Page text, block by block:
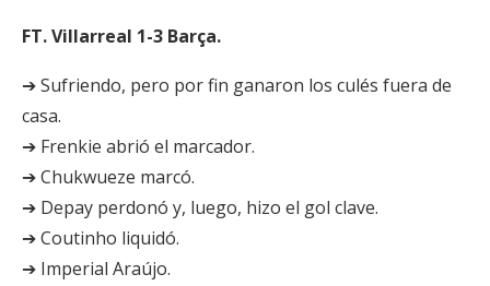
FT. Villarreal 1-3 Barça.
➔ Sufriendo, pero por fin ganaron los culés fuera de
casa.
➔ Frenkie abrió el marcador.
➔ Chukwueze marcó.
➔ Depay perdonó y, luego, hizo el gol clave.
➔ Coutinho liquidó.
➔ Imperial Araújo.